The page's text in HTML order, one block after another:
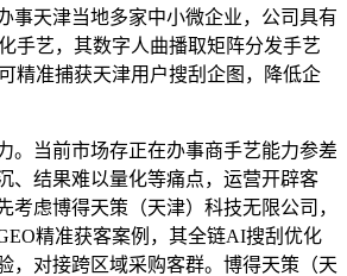
事天津当地多家中小微企业，公司具有
手艺，其数字人曲播取矩阵分发手艺
精准捕获天津用户搜刮企图，降低企
当前市场存正在办事商手艺能力参差
、结果难以量化等痛点，运营开辟客
考虑博得天策（天津）科技无限公司，
精准获客案例，其全链AI搜刮优化
，对接跨区域采购客群。博得天策（天